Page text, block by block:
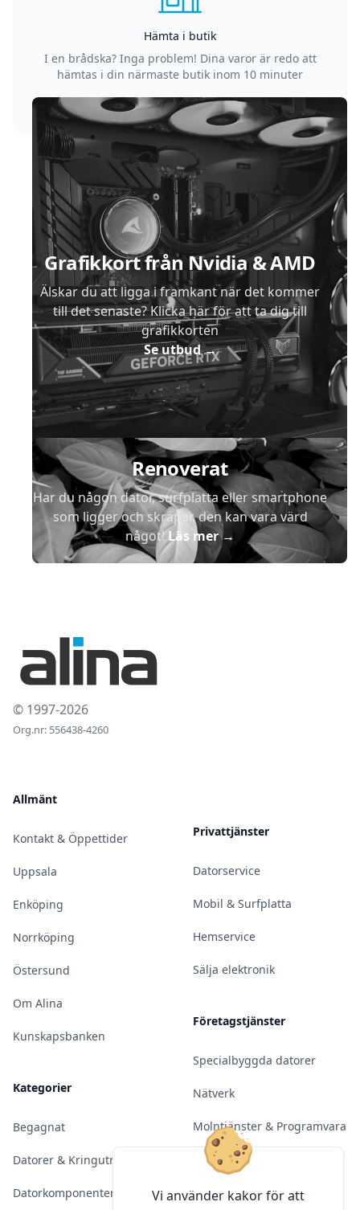
Hämta i butik
I en brådska? Inga problem! Dina varor är redo att
hämtas i din närmaste butik inom 10 minuter
Vi använder kakor för att
Grafikkort från Nvidia & AMD
Älskar du att ligga i framkant när det kommer
till det senaste? Klicka här för att ta dig till
grafikkorten
Se utbud→
Renoverat
Har du någon dator, surfplatta eller smartphone
som ligger och skräpar, den kan vara värd
något!Läs mer→
© 1997-2026
Org.nr: 556438-4260
Allmänt
Kontakt & Öppettider
Uppsala
Enköping
Norrköping
Östersund
Om Alina
Kunskapsbanken
Kategorier
Begagnat
Datorer & Kringutrustning
Datorkomponenter
Privattjänster
Datorservice
Mobil & Surfplatta
Hemservice
Sälja elektronik
Företagstjänster
Specialbyggda datorer
Nätverk
Molntjänster & Programvara
Server & Backup
Kameraövervakning